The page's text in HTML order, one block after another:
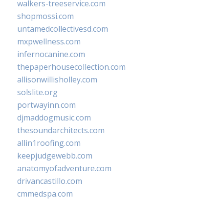
walkers-treeservice.com
shopmossi.com
untamedcollectivesd.com
mxpwellness.com
infernocanine.com
thepaperhousecollection.com
allisonwillisholley.com
solslite.org
portwayinn.com
djmaddogmusic.com
thesoundarchitects.com
allin1roofing.com
keepjudgewebb.com
anatomyofadventure.com
drivancastillo.com
cmmedspa.com